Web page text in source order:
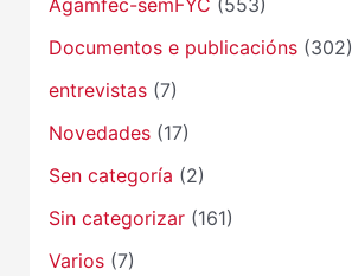
Documentos e publicacións(302)
entrevistas(7)
Novedades(17)
Sen categoría (2)
Sin categorizar(161)
Varios(7)